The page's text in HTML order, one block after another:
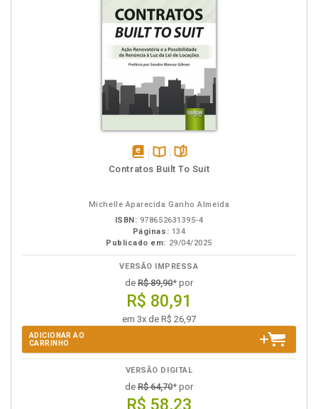
disponívelDisponível
páginas
Contratos Built To Suit
Michelle Aparecida Ganho Almeida
ISBN: 978652631395-4
Páginas: 134
Publicado em: 29/04/2025
VERSÃO IMPRESSA
de R$ 89,90* por
R$ 80,91
em 3x de R$ 26,97
ADICIONAR AO
CARRINHO
VERSÃO DIGITAL
de R$ 64,70* por
R$ 58,23